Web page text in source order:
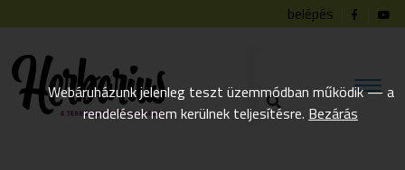
belépés
Webáruházunk jelenleg teszt üzemmódban működik — a
rendelések nem kerülnek teljesítésre. Bezárás